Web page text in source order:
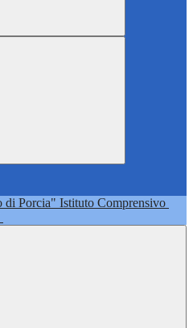
Istituto Comprensivo